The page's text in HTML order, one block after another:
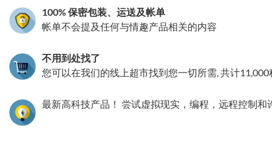
100% 保密包装、运送及帐单
帐单不会提及任何与情趣产品相关的内容
不用到处找了
您可以在我们的线上超市找到您一切所需, 共计11,000
最新高科技产品！ 尝试虚拟现实，编程，远程控制